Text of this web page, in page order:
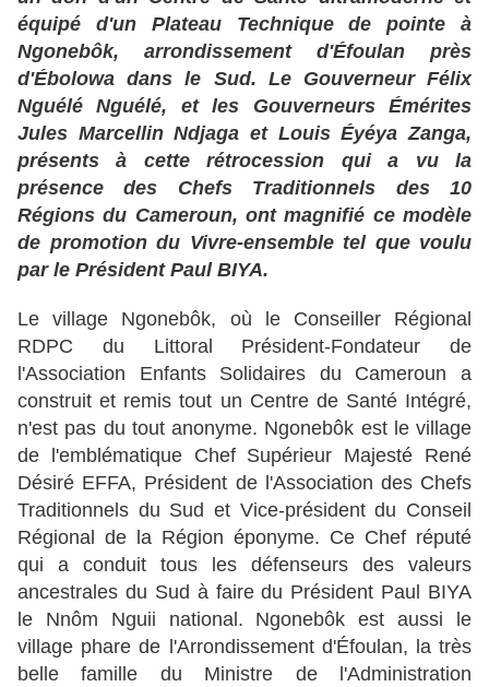
équipé d'un Plateau Technique de pointe à
Ngonebôk, arrondissement d'Éfoulan près
d'Ébolowa dans le Sud. Le Gouverneur Félix
Nguélé Nguélé, et les Gouverneurs Émérites
Jules Marcellin Ndjaga et Louis Éyéya Zanga,
présents à cette rétrocession qui a vu la
présence des Chefs Traditionnels des 10
Régions du Cameroun, ont magnifié ce modèle
de promotion du Vivre-ensemble tel que voulu
par le Président Paul BIYA.
Le village Ngonebôk, où le Conseiller Régional
RDPC du Littoral Président-Fondateur de
l'Association Enfants Solidaires du Cameroun a
construit et remis tout un Centre de Santé Intégré,
n'est pas du tout anonyme. Ngonebôk est le village
de l'emblématique Chef Supérieur Majesté René
Désiré EFFA, Président de l'Association des Chefs
Traditionnels du Sud et Vice-président du Conseil
Régional de la Région éponyme. Ce Chef réputé
qui a conduit tous les défenseurs des valeurs
ancestrales du Sud à faire du Président Paul BIYA
le Nnôm Nguii national. Ngonebôk est aussi le
village phare de l'Arrondissement d'Éfoulan, la très
belle famille du Ministre de l'Administration